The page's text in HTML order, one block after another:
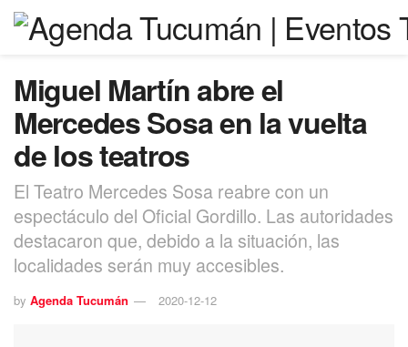
Miguel Martín abre el
Mercedes Sosa en la vuelta
de los teatros
El Teatro Mercedes Sosa reabre con un
espectáculo del Oficial Gordillo. Las autoridades
destacaron que, debido a la situación, las
localidades serán muy accesibles.
by Agenda Tucumán 2020-12-12